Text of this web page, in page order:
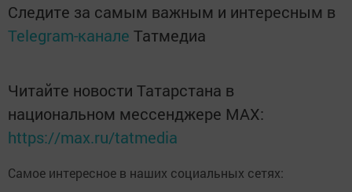
Следите за самым важным и интересным в
Telegram-канале Татмедиа
Читайте новости Татарстана в
национальном мессенджере MАХ:
https://max.ru/tatmedia
Самое интересное в наших социальных сетях: